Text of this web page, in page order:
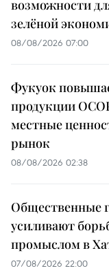
возможности
зелёной
08/08/2026 07:00
Фукуок
продукции
местные
рынок
08/08/2026 02:38
Общественные
усиливают
промыслом в
07/08/2026 22:00